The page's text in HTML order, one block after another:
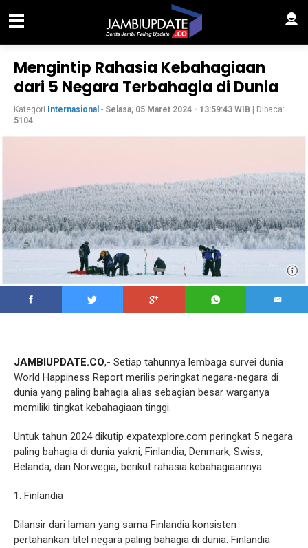
Mengintip Rahasia Kebahagiaan
dari 5 Negara Terbahagia di Dunia
Kategori Internasional - Selasa, 05 Maret 2024 - 13:59:43 WIB | Dibaca:
5104
JAMBIUPDATE.CO,- Setiap tahunnya lembaga survei dunia
World Happiness Report merilis peringkat negara-negara di
dunia yang paling bahagia alias sebagian besar warganya
memiliki tingkat kebahagiaan tinggi.
Untuk tahun 2024 dikutip expatexplore.com peringkat 5 negara
paling bahagia di dunia yakni, Finlandia, Denmark, Swiss,
Belanda, dan Norwegia, berikut rahasia kebahagiaannya.
1. Finlandia
Dilansir dari laman yang sama Finlandia konsisten
pertahankan titel negara paling bahagia di dunia. Finlandia